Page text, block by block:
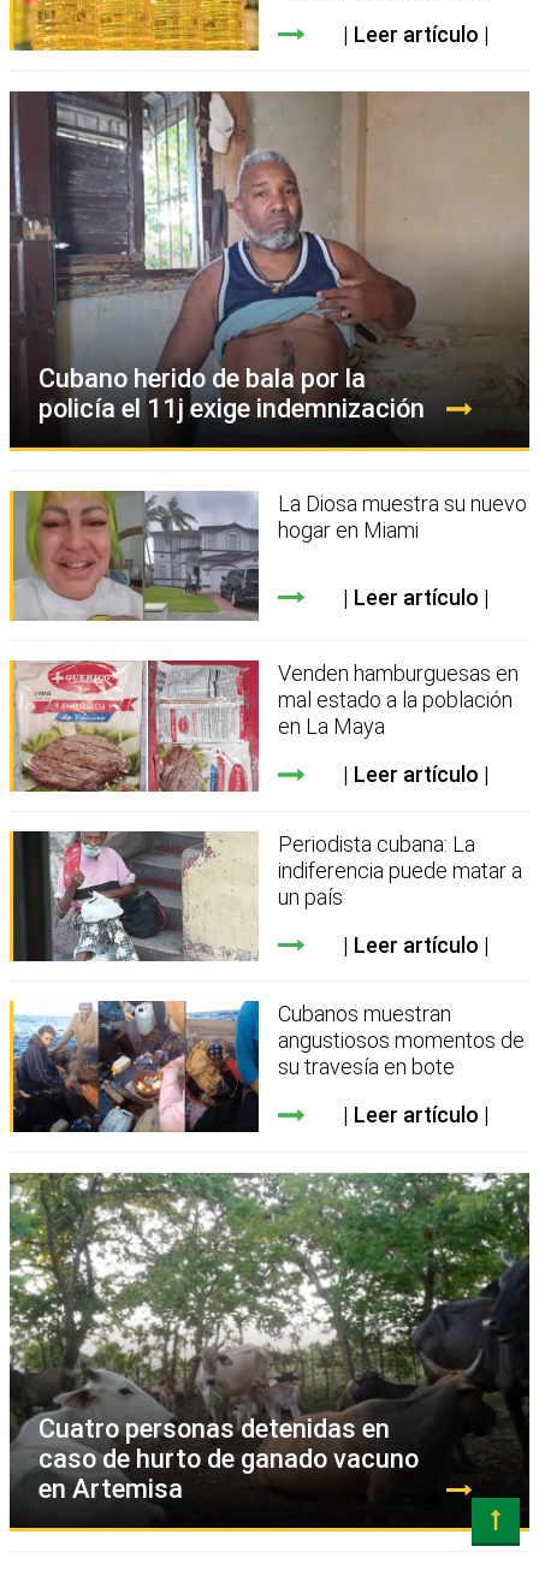
Leer artículo
Cubano herido de bala por la
policía el 11j exige indemnización
La Diosa muestra su nuevo
hogar en Miami
Leer artículo
Venden hamburguesas en
mal estado a la población
en La Maya
Leer artículo
Periodista cubana: La
indiferencia puede matar a
un país
Leer artículo
Cubanos muestran
angustiosos momentos de
su travesía en bote
Leer artículo
Cuatro personas detenidas en
caso de hurto de ganado vacuno
en Artemisa